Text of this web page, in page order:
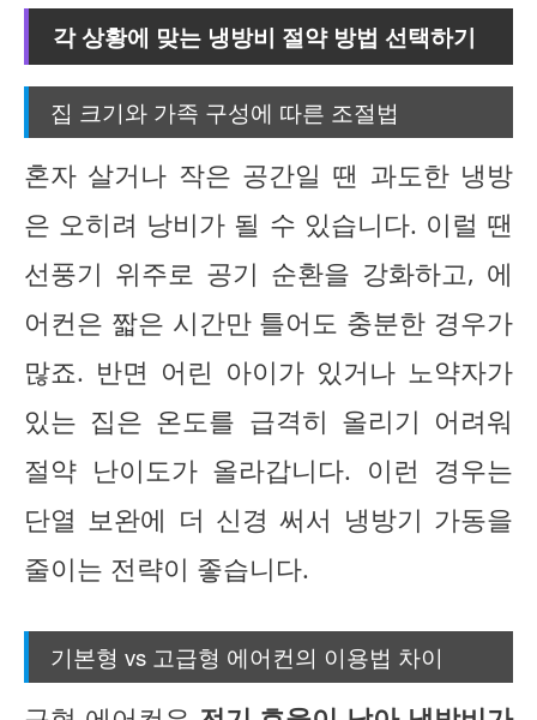
각 상황에 맞는 냉방비 절약 방법 선택하기
집 크기와 가족 구성에 따른 조절법
혼자 살거나 작은 공간일 땐 과도한 냉방
은 오히려 낭비가 될 수 있습니다. 이럴 땐
선풍기 위주로 공기 순환을 강화하고, 에
어컨은 짧은 시간만 틀어도 충분한 경우가
많죠. 반면 어린 아이가 있거나 노약자가
있는 집은 온도를 급격히 올리기 어려워
절약 난이도가 올라갑니다. 이런 경우는
단열 보완에 더 신경 써서 냉방기 가동을
줄이는 전략이 좋습니다.
기본형 vs 고급형 에어컨의 이용법 차이